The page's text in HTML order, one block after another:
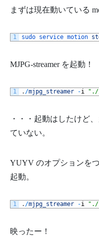
まずは現在動いている
1 sudo service motion
MJPG-streamer を起動！
1 . /mjpg_streamer -i "./
・・・起動はしたけど
ていない。
YUYV のオプションを
起動。
1 . /mjpg_streamer -i "./
映ったー！